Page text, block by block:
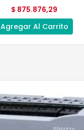
$ 875.876,29
Agregar Al Carrito